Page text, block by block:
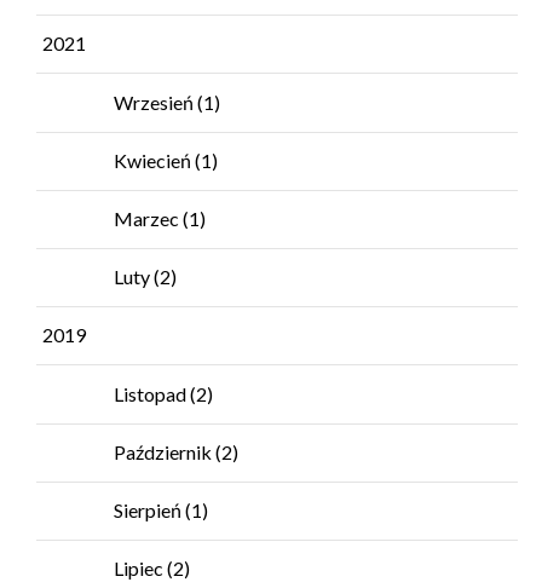
2021
Wrzesień (1)
Kwiecień (1)
Marzec (1)
Luty(2)
2019
Listopad(2)
Październik (2)
Sierpień (1)
Lipiec (2)